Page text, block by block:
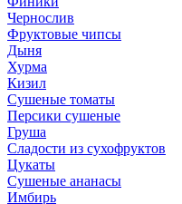
Чернослив
Фруктовые чипсы
Дыня
Хурма
Кизил
Сушеные томаты
Персики сушеные
Груша
Сладости из сухофруктов
Цукаты
Cушеные ананасы
Имбирь